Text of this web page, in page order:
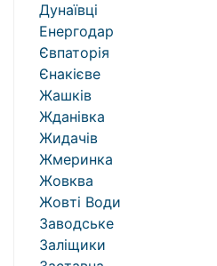
Дунаївці
Енергодар
Євпаторія
Єнакієве
Жашків
Жданівка
Жидачів
Жмеринка
Жовква
Жовті Води
Заводське
Заліщики